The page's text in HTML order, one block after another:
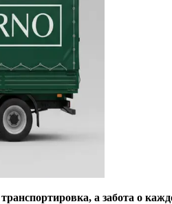
а забота о